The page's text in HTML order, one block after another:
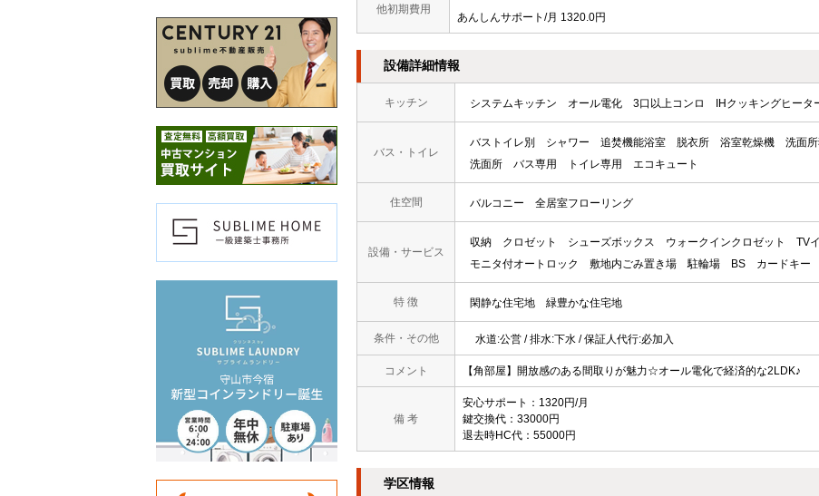
他初期費用
あんしんサポート/月 1320.0円
設備詳細情報
キッチン システムキッチン オール電化 3口以上コンロ IHクッキングヒータ
バス・トイレ
バストイレ別 シャワー 追焚機能浴室 脱衣所 浴室乾燥機 洗面
洗面所
バス専用 トイレ専用 エコキュート
住空間 バルコニー 全居室フローリング
設備・サービス
収納 クロゼット シューズボックス ウォークインクロゼット TV
モニタ付オートロック
敷地内ごみ置き場 駐輪場 BS カードキー
特 徴 閑静な住宅地 緑豊かな住宅地
条件・その他 水道:公営 / 排水:下水 / 保証人代行:必加入
コメント 【角部屋】開放感のある間取りが魅力☆オール電化で経済的な2LDK♪
備 考
安心サポート：1320円/月
鍵交換代：33000円
退去時HC代：55000円
学区情報